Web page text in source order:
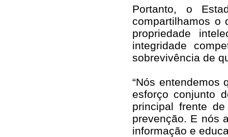
Portanto, o
compartilhamos o
propriedade
integridade
sobrevivência de
“Nós entendemos
esforço conjunto
principal frente
prevenção. E nós
informação e